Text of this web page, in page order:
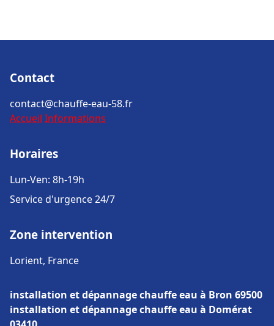
Contact
contact@chauffe-eau-58.fr
Accueil Informations
Horaires
Lun-Ven: 8h-19h
Service d'urgence 24/7
Zone intervention
Lorient, France
installation et dépannage chauffe eau à Bron 69500
installation et dépannage chauffe eau à Domérat